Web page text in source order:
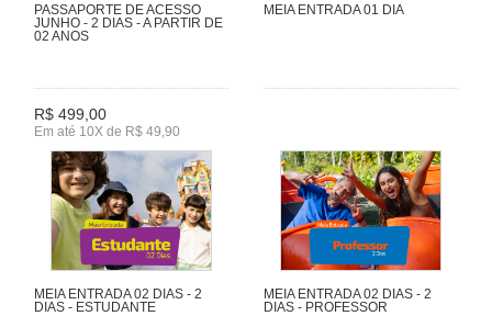
PASSAPORTE DE ACESSO
JUNHO - 2 DIAS - A PARTIR DE
02 ANOS
R$ 499,00
Em até 10X de R$ 49,90
MEIA ENTRADA 01 DIA
MEIA ENTRADA 02 DIAS - 2
DIAS - ESTUDANTE
MEIA ENTRADA 02 DIAS - 2
DIAS - PROFESSOR